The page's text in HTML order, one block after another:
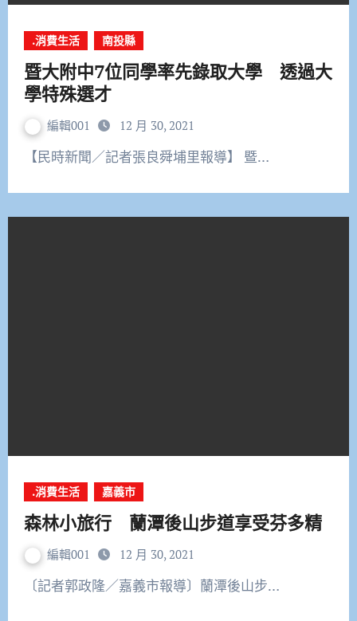
.消費生活 南投縣
暨大附中7位同學率先錄取大學 透過大
學特殊選才
編輯001 12 月 30, 2021
【民時新聞／記者張良舜埔里報導】 暨…
.消費生活 嘉義市
森林小旅行 蘭潭後山步道享受芬多精
編輯001 12 月 30, 2021
〔記者郭政隆／嘉義市報導〕蘭潭後山步…